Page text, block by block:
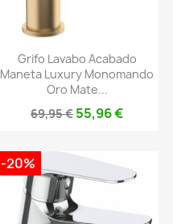
Grifo Lavabo Acabado
Maneta Luxury Monomando
Oro Mate...
69,95 € 55,96 €
-20%